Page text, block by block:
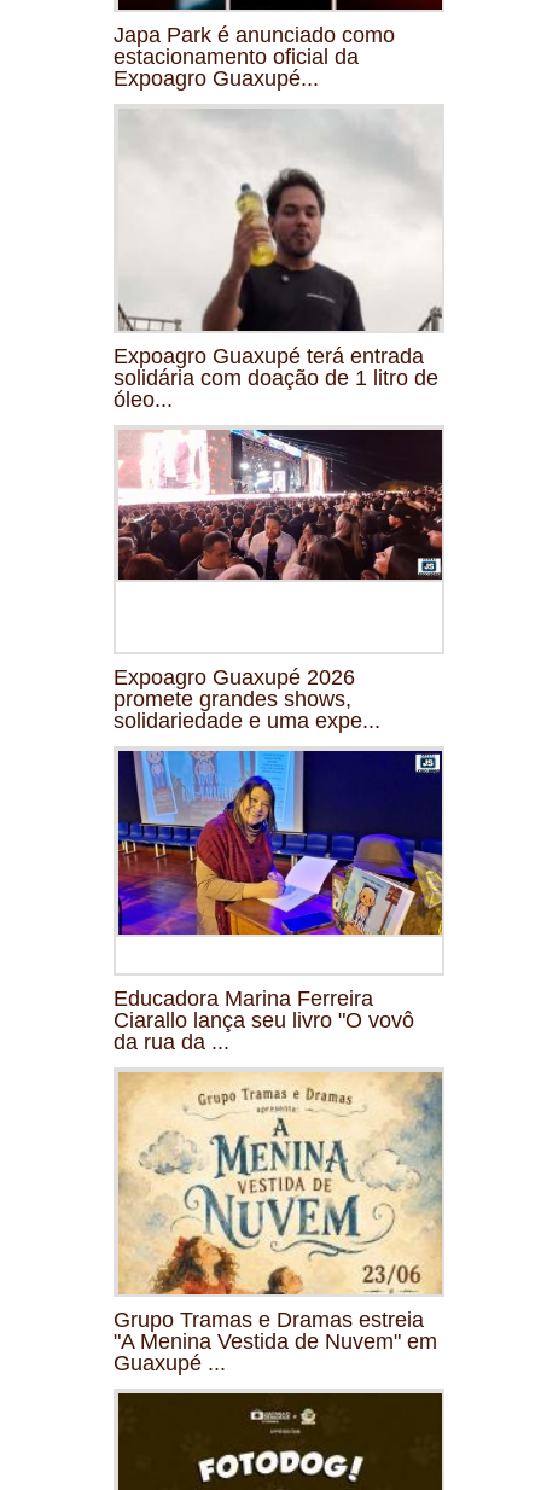
Japa Park é anunciado como
estacionamento oficial da
Expoagro Guaxupé...
Expoagro Guaxupé terá entrada
solidária com doação de 1 litro de
óleo...
Expoagro Guaxupé 2026
promete grandes shows,
solidariedade e uma expe...
Educadora Marina Ferreira
Ciarallo lança seu livro "O vovô
da rua da ...
Grupo Tramas e Dramas estreia
"A Menina Vestida de Nuvem" em
Guaxupé ...